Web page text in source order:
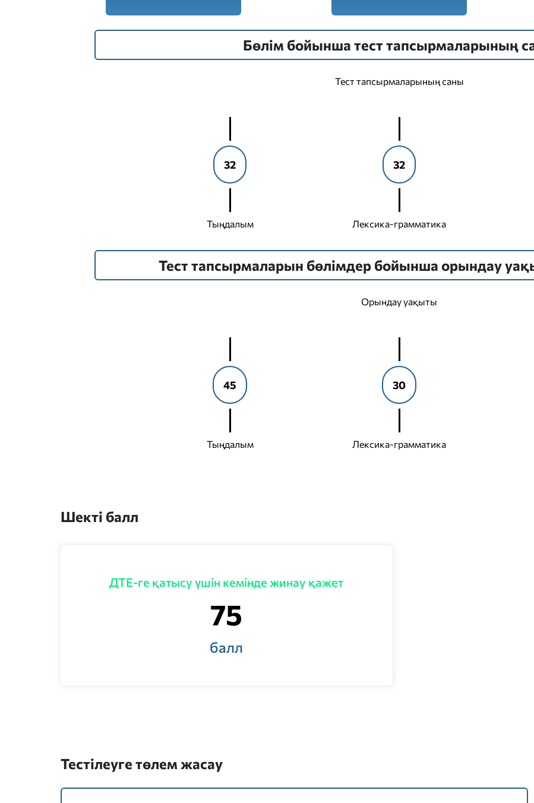
Бөлім бойынша тест тапсырмаларының
Тест тапсырмаларының саны
32
Тыңдалым
32
Лексика-грамматика
Тест тапсырмаларын бөлімдер бойынша орындау
Орындау уақыты
45
Тыңдалым
30
Лексика-грамматика
Шекті балл
ДТЕ-ге қатысу үшін кемінде жинау қажет
75
балл
Тестілеуге төлем жасау